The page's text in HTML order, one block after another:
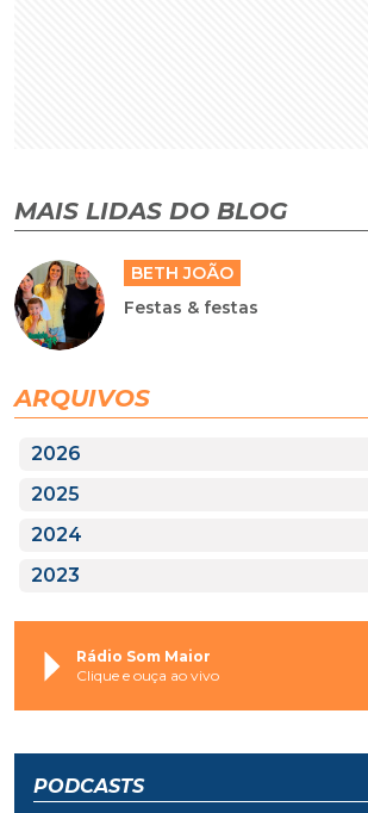
MAIS LIDAS DO BLOG
BETH JOÃO
Festas & festas
ARQUIVOS
2026
2025
2024
2023
Rádio Som Maior
Clique e ouça ao vivo
PODCASTS